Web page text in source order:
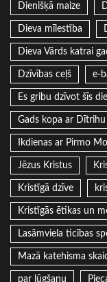
Dienišķā maize
Dieva mīlestība
Dieva Vārds katrai
Dzīvības ceļš e-
Es gribu dzīvot šīs
Gads kopa ar
Ikdienas ar Pirmo
Jēzus Kristus
Kristīgā dzīve
Kristīgās ētikas un
Lasāmviela ticības
Mazā katehisma
par lūgšanu